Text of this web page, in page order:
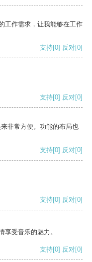
工作需求，让我能够在工作
支持[0] 反对[0]
支持[0] 反对[0]
非常方便。功能的布局也
支持[0] 反对[0]
支持[0] 反对[0]
享受音乐的魅力。
支持[0] 反对[0]